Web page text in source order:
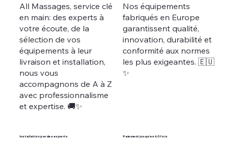
All Massages, service clé
en main: des experts à
votre écoute, de la
sélection de vos
équipements à leur
livraison et installation,
nous vous
accompagnons de A à Z
avec professionnalisme
et expertise. 🚚✨
Nos équipements
fabriqués en Europe
garantissent qualité,
innovation, durabilité et
conformité aux normes
les plus exigeantes. 🇪🇺
✨
Installation par des experts Paiement jusqu'en 60 fois